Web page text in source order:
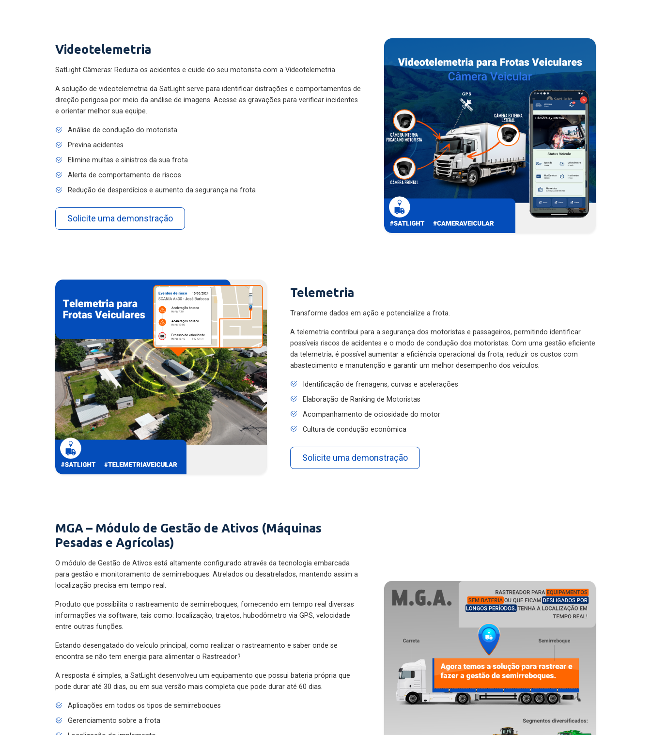
Videotelemetria
SatLight Câmeras: Reduza os acidentes e cuide do seu motorista com a Videotelemetria.
A solução de videotelemetria da SatLight serve para identificar distrações e comportamentos de
direção perigosa por meio da análise de imagens. Acesse as gravações para verificar incidentes
e orientar melhor sua equipe.
Análise de condução do motorista
Previna acidentes
Elimine multas e sinistros da sua frota
Alerta de comportamento de riscos
Redução de desperdícios e aumento da segurança na frota
Solicite uma demonstração
Telemetria
Transforme dados em ação e potencialize a frota.
A telemetria contribui para a segurança dos motoristas e passageiros, permitindo identificar
possíveis riscos de acidentes e o modo de condução dos motoristas. Com uma gestão eficiente
da telemetria, é possível aumentar a eficiência operacional da frota, reduzir os custos com
abastecimento e manutenção e garantir um melhor desempenho dos veículos.
Identificação de frenagens, curvas e acelerações
Elaboração de Ranking de Motoristas
Acompanhamento de ociosidade do motor
Cultura de condução econômica
Solicite uma demonstração
MGA – Módulo de Gestão de Ativos (Máquinas
Pesadas e Agrícolas)
O módulo de Gestão de Ativos está altamente configurado através da tecnologia embarcada
para gestão e monitoramento de semirreboques: Atrelados ou desatrelados, mantendo assim a
localização precisa em tempo real.
Produto que possibilita o rastreamento de semirreboques, fornecendo em tempo real diversas
informações via software, tais como: localização, trajetos, hubodômetro via GPS, velocidade
entre outras funções.
Estando desengatado do veículo principal, como realizar o rastreamento e saber onde se
encontra se não tem energia para alimentar o Rastreador?
A resposta é simples, a SatLight desenvolveu um equipamento que possui bateria própria que
pode durar até 30 dias, ou em sua versão mais completa que pode durar até 60 dias.
Aplicações em todos os tipos de semirreboques
Gerenciamento sobre a frota
Localização do implemento